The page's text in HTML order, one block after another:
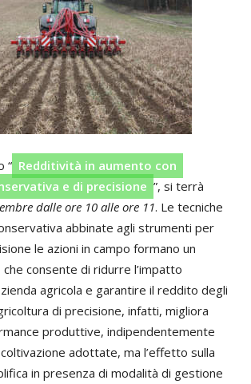
“ Redditività in aumento con
e di precisione ”, si terrà
dalle ore 10 alle ore 11. Le tecniche
abbinate agli strumenti per
le azioni in campo formano un
consente di ridurre l’impatto
agricola e garantire il reddito degli
di precisione, infatti, migliora
produttive, indipendentemente
adottate, ma l’effetto sulla
in presenza di modalità di gestione